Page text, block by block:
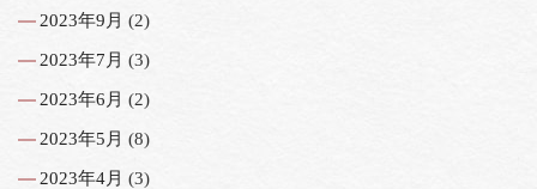
2023年9月 (2)
2023年7月 (3)
2023年6月 (2)
2023年5月 (8)
2023年4月 (3)